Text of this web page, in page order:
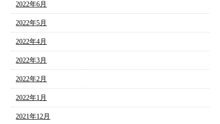
2022年6月
2022年5月
2022年4月
2022年3月
2022年2月
2022年1月
2021年12月